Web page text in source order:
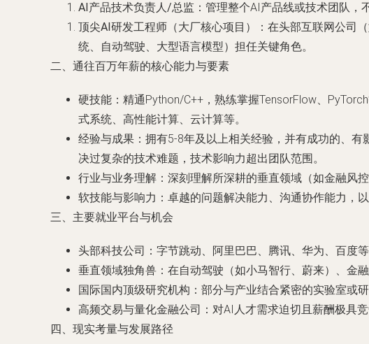
AI产品技术负责人/总监 ：管理整个AI产品线或技术团队
顶尖AI研发工程师（大厂核心项目）
：在头部互联网公司
统、自动驾驶、大型语言模型）担任关键角色。
二、通往百万年薪的核心能力与要素
硬技能 ：精通Python/C++，熟练掌握TensorFlow、
式系统、高性能计算、云计算等。
经验与成果 ：拥有5-8年及以上相关经验，并有成功的、
决过复杂的技术难题，技术影响力超出团队范围。
行业与业务理解 ：深刻理解所深耕的垂直领域（如金融风
软技能与影响力 ：卓越的问题解决能力、沟通协作能力，
三、主要就业平台与机会
头部科技公司 ：字节跳动、阿里巴巴、腾讯、华为、百度
垂直领域独角兽 ：在自动驾驶（如小马智行、蔚来）、金
国际国内顶级研究机构 ：部分与产业结合紧密的实验室或
高频交易与量化金融公司 ：对AI人才需求迫切且薪酬极具竞
四、现实考量与发展路径